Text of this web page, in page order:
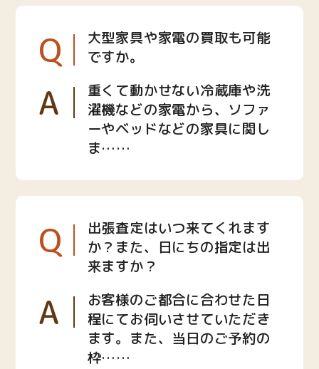
Q
大型家具や家電の買取も可能
ですか。
A
重くて動かせない冷蔵庫や洗
濯機などの家電から、ソファ
ーやベッドなどの家具に関し
ま……
Q
出張査定はいつ来てくれます
か？また、日にちの指定は出
来ますか？
A
お客様のご都合に合わせた日
程にてお伺いさせていただき
ます。また、当日のご予約の
枠……